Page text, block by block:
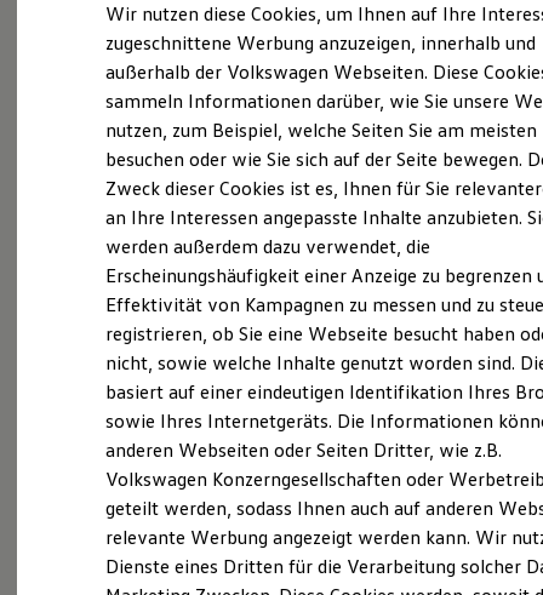
Elektroautos
ID. Tutorials
Elektrofahrzeugkonzepte
Reichweite
Reichweite der ID. Modelle
Reichweite im Winter
Laden
Laden unterwegs
Laden Zuhause
Ladezeitensimulator
Batterie
Sicherheit
Garantie und Lebensdauer
Nachhaltigkeit
Technologie
Kosten und Kauf
Verbrauchskosten
Kaufoptionen
E-Auto-Förderung
Software und Konnektivität
Die ID. Software 6
ID. Software Versionen und Updates
Digitale Extras
Schnittstellen zu Ihrem ID.
(Impressum & Rechtliches )
Was ist der Economy Service
und wer kann ihn nutzen?
Ältere Volkswagen haben einen anderen
Servicebedarf als neue Fahrzeuge. Der Economy
Service ist speziell für Volkswagen Modelle
entwickelt worden, die älter als vier Jahre sind. Er
bietet Ihnen ein vielfältiges Leistungsspektrum mit
zeitwertgerechtem Service und hoher
Ersatzteilqualität. Die Leistungen sind durch
Fachwissen, Volkswagen Teile und langjährige
Erfahrung genau auf Ihr Fahrzeug abgestimmt und
decken nahezu alle Services ab. Die Preise sind
speziell auf das Alter Ihres Fahrzeugs ausgelegt. Bei
der Durchführung der im Serviceplan
vorgeschriebenen Leistungen wird auch die LongLife
Wir nutzen diese Cookies, um Ihnen auf Ihre
zugeschnittene Werbung anzuzeigen, innerhalb und
außerhalb der Volkswagen Webseiten. Diese
sammeln Informationen darüber, wie Sie unsere
nutzen, zum Beispiel, welche Seiten Sie am meisten
besuchen oder wie Sie sich auf der Seite bewegen.
Zweck dieser Cookies ist es, Ihnen für Sie
an Ihre Interessen angepasste Inhalte anzubieten.
werden außerdem dazu verwendet, die
Erscheinungshäufigkeit einer Anzeige zu begrenzen
Effektivität von Kampagnen zu messen und zu
registrieren, ob Sie eine Webseite besucht haben
nicht, sowie welche Inhalte genutzt worden sind.
basiert auf einer eindeutigen Identifikation Ihres
sowie Ihres Internetgeräts. Die Informationen
anderen Webseiten oder Seiten Dritter, wie z.B.
Volkswagen Konzerngesellschaften oder
geteilt werden, sodass Ihnen auch auf anderen
relevante Werbung angezeigt werden kann. Wir
Dienste eines Dritten für die Verarbeitung solcher